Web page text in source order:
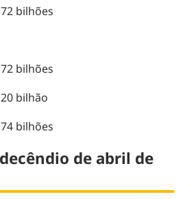
bilhões
bilhões
bilhão
bilhões
de abril de